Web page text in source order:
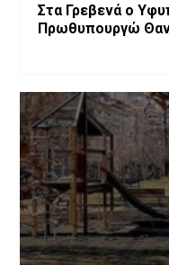
Στα Γρεβενά ο
Πρωθυπουργώ